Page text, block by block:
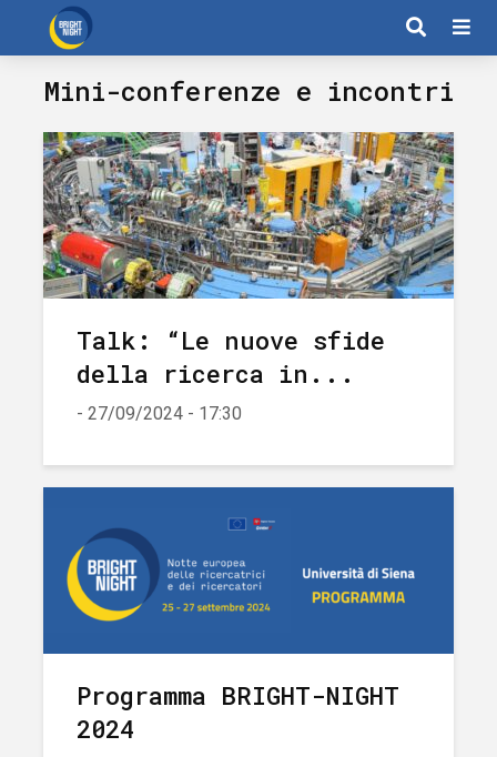
Mini-conferenze e incontri
Talk: “Le nuove sfide
della ricerca in...
- 27/09/2024 - 17:30
Programma BRIGHT-NIGHT
2024